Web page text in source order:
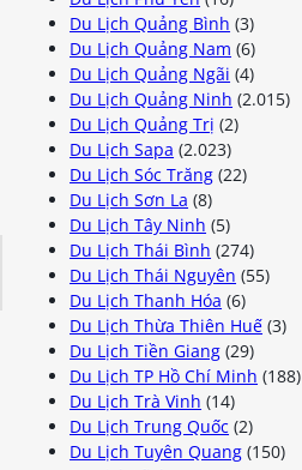
Du Lịch Quảng Bình (3)
Du Lịch Quảng Nam (6)
Du Lịch Quảng Ngãi (4)
Du Lịch Quảng Ninh (2.015)
Du Lịch Quảng Trị (2)
Du Lịch Sapa (2.023)
Du Lịch Sóc Trăng (22)
Du Lịch Sơn La (8)
Du Lịch Tây Ninh (5)
Du Lịch Thái Bình (274)
Du Lịch Thái Nguyên (55)
Du Lịch Thanh Hóa (6)
Du Lịch Thừa Thiên Huế (3)
Du Lịch Tiền Giang (29)
Du Lịch TP Hồ Chí Minh (188)
Du Lịch Trà Vinh (14)
Du Lịch Trung Quốc (2)
Du Lịch Tuyên Quang (150)